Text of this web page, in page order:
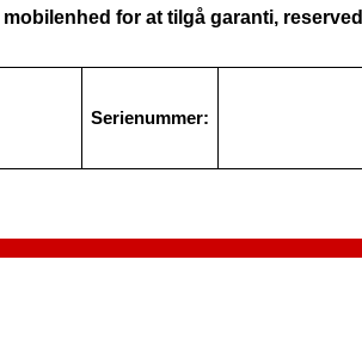
for at tilgå garanti,
Serienummer: